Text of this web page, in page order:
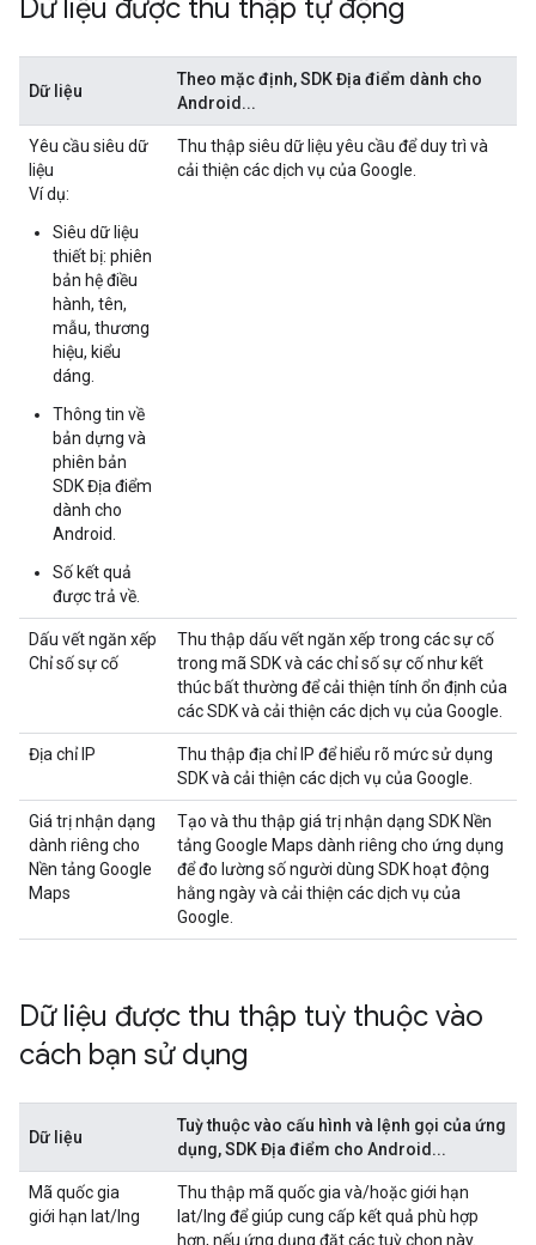
Dữ liệu được thu thập tự động
Dữ liệu
Theo mặc định, SDK Địa điểm dành cho
Android...
Yêu cầu siêu dữ
liệu
Ví dụ:
Siêu dữ liệu
thiết bị: phiên
bản hệ điều
hành, tên,
mẫu, thương
hiệu, kiểu
dáng.
Thông tin về
bản dựng và
phiên bản
SDK Địa điểm
dành cho
Android.
Số kết quả
được trả về.
Thu thập siêu dữ liệu yêu cầu để duy trì và
cải thiện các dịch vụ của Google.
Dấu vết ngăn xếp
Chỉ số sự cố
Thu thập dấu vết ngăn xếp trong các sự cố
trong mã SDK và các chỉ số sự cố như kết
thúc bất thường để cải thiện tính ổn định của
các SDK và cải thiện các dịch vụ của Google.
Địa chỉ IP
Thu thập địa chỉ IP để hiểu rõ mức sử dụng
SDK và cải thiện các dịch vụ của Google.
Giá trị nhận dạng
dành riêng cho
Nền tảng Google
Maps
Tạo và thu thập giá trị nhận dạng SDK Nền
tảng Google Maps dành riêng cho ứng dụng
để đo lường số người dùng SDK hoạt động
hằng ngày và cải thiện các dịch vụ của
Google.
Dữ liệu được thu thập tuỳ thuộc vào
cách bạn sử dụng
Dữ liệu
Tuỳ thuộc vào cấu hình và lệnh gọi của ứng
dụng, SDK Địa điểm cho Android...
Mã quốc gia
giới hạn lat/lng
Thu thập mã quốc gia và/hoặc giới hạn
lat/lng để giúp cung cấp kết quả phù hợp
hơn, nếu ứng dụng đặt các tuỳ chọn này.